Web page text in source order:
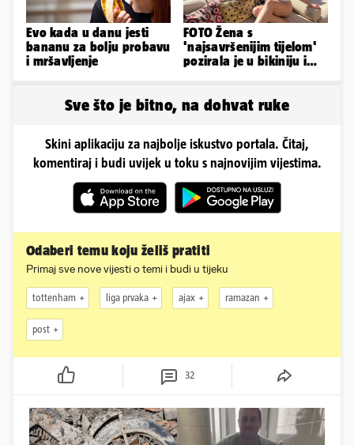
Evo kada u danu jesti
bananu za bolju probavu
i mršavljenje
FOTO Žena s
'najsavršenijim tijelom'
pozirala je u bikiniju i
Sve što je bitno, na dohvat ruke
Skini aplikaciju za najbolje iskustvo portala. Čitaj,
komentiraj i budi uvijek u toku s najnovijim vijestima.
Odaberi temu koju želiš pratiti
Primaj sve nove vijesti o temi i budi u tijeku
tottenham liga prvaka ajax ramazan
post
32